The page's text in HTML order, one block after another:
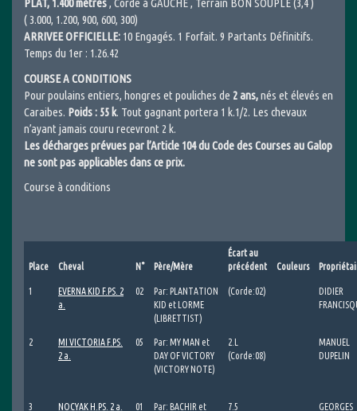
PLAT, 1.400 mètres, Corde à GAUCHE , Terrain BON SOUPLE (3,4 )
( 3.000, 1.200, 900, 600, 300)
ARRIVEE OFFICIELLE: 10 Engagés. 1 Forfait. 9 Partants Définitifs.
Temps du 1er : 1.26.42
COURSE A CONDITIONS
Pour poulains entiers, hongres et pouliches de 2 ans,nés et élevés en
Caraibes. Poids : 55 k. Tout gagnant portera 1 k.1/2. Les chevaux
n’ayant jamais couru recevront 2 k.
Les décharges prévues par l’Article 104 du Code des Courses au Galop
ne sont pas applicables dans ce prix.
Course à conditions
Place Cheval N° Père/Mère
Écart au
précédent
Couleurs
1
EVERNA KID F.PS. 2
a.
02
Par: PLANTATION
KID et LORME
(LIBRETTIST)
(Corde:02)
DIDIER
2
MI VICTORIA F.PS.
2 a.
05
Par: MY MAN et
DAY OF VICTORY
(VICTORY NOTE)
2.L
(Corde:08)
MANUEL
DUPELIN
3 NOCYAK H.PS. 2 a. 01
Par: BACHIR et
7.5
GEORGES